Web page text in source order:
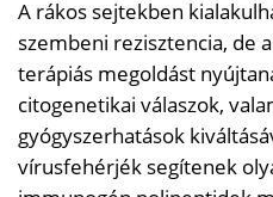
A rákos sejtekben
szembeni rezisztencia, de
terápiás megoldást
citogenetikai válaszok,
gyógyszerhatások
vírusfehérjék segítenek